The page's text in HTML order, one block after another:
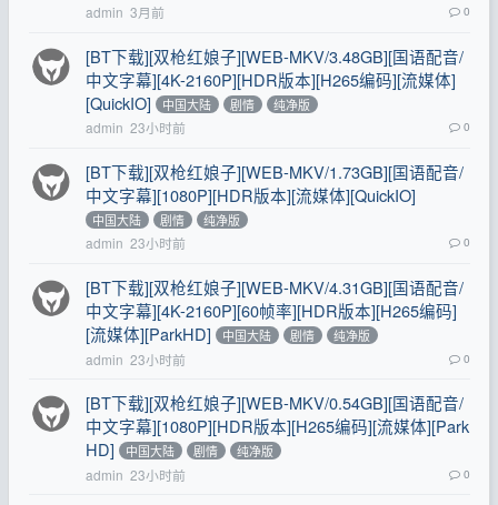
admin 3月前 0
[BT下载][双枪红娘子][WEB-MKV/3.48GB][国语配音/
中文字幕][4K-2160P][HDR版本][H265编码][流媒体]
[QuickIO]
中国大陆 剧情 纯净版
admin 23小时前 0
[BT下载][双枪红娘子][WEB-MKV/1.73GB][国语配音/
中文字幕][1080P][HDR版本][流媒体][QuickIO]
中国大陆 剧情 纯净版
admin 23小时前 0
[BT下载][双枪红娘子][WEB-MKV/4.31GB][国语配音/
中文字幕][4K-2160P][60帧率][HDR版本][H265编码]
[流媒体][ParkHD]
中国大陆 剧情 纯净版
admin 23小时前 0
[BT下载][双枪红娘子][WEB-MKV/0.54GB][国语配音/
中文字幕][1080P][HDR版本][H265编码][流媒体][Park
HD]
中国大陆 剧情 纯净版
admin 23小时前 0